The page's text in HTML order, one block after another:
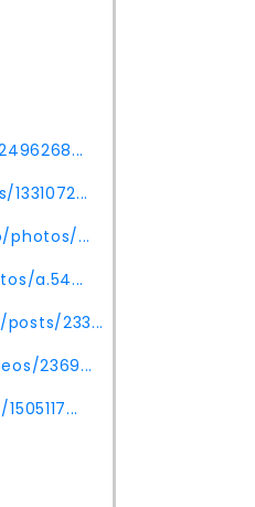
photos/...
a.54...
233...
2369...